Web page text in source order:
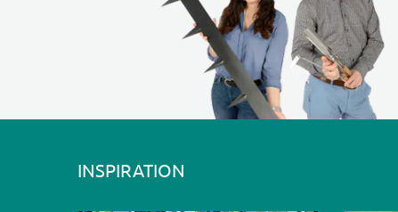
INSPIRATION